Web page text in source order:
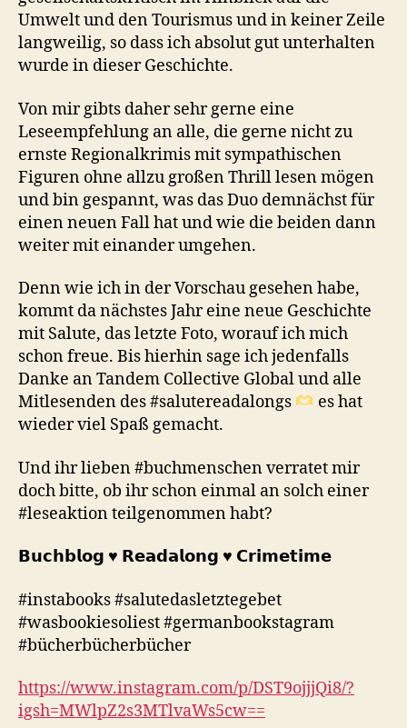
Umwelt und den Tourismus und in keiner Zeile
langweilig, so dass ich absolut gut unterhalten
wurde in dieser Geschichte.
Von mir gibts daher sehr gerne eine
Leseempfehlung an alle, die gerne nicht zu
ernste Regionalkrimis mit sympathischen
Figuren ohne allzu großen Thrill lesen mögen
und bin gespannt, was das Duo demnächst für
einen neuen Fall hat und wie die beiden dann
weiter mit einander umgehen.
Denn wie ich in der Vorschau gesehen habe,
kommt da nächstes Jahr eine neue Geschichte
mit Salute, das letzte Foto, worauf ich mich
schon freue. Bis hierhin sage ich jedenfalls
Danke an Tandem Collective Global und alle
Mitlesenden des #salutereadalongs
es hat
wieder viel Spaß gemacht.
Und ihr lieben #buchmenschen verratet mir
doch bitte, ob ihr schon einmal an solch einer
#leseaktion teilgenommen habt?
𝗕𝘂𝗰𝗵𝗯𝗹𝗼𝗴 ♥︎ 𝗥𝗲𝗮𝗱𝗮𝗹𝗼𝗻𝗴 ♥︎ 𝗖𝗿𝗶𝗺𝗲𝘁𝗶𝗺𝗲
#instabooks #salutedasletztegebet
#wasbookiesoliest #germanbookstagram
#bücherbücherbücher
https://www.instagram.com/p/DST9ojjjQi8/?
igsh=MWlpZ2s3MTlvaWs5cw==